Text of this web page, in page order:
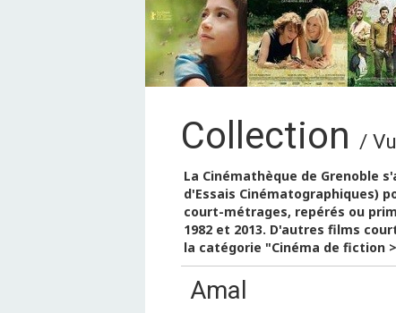
Collection /
La Cinémathèque de Grenoble
d'Essais Cinématographiques)
court-métrages, repérés ou
1982 et 2013. D'autres films
la catégorie "Cinéma de fiction
Amal